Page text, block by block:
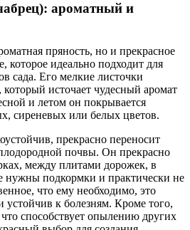
ароматный и
пряность, но и прекрасное
которое идеально подходит для
сада. Его мелкие листочки
источает чудесный аромат
и летом он покрывается
сиреневых или белых цветов.
прекрасно переносит
почвы. Он прекрасно
между плитами дорожек, в
нужны подкормки и практически не
что ему необходимо, это
устойчив к болезням. Кроме того,
способствует опылению других